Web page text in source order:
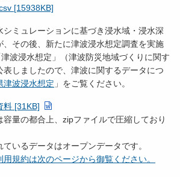
[15938KB]
ミュレーションに基づき浸水域・浸水深
、その後、新たに津波浸水想定調査を実施
波浸水想定」（津波防災地域づくりに関す
表しましたので、津波に関するデータにつ
津波浸水想定 」をご覧ください。
料 [31KB]
量の都合上、zipファイルで圧縮しており
いるデータはオープンデータです。
規約は次のページから御覧ください。